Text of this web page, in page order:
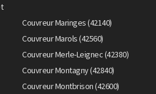
Couvreur Maringes (42140)
Couvreur Marols (42560)
Couvreur Merle-Leignec (42380)
Couvreur Montagny (42840)
Couvreur Montbrison (42600)